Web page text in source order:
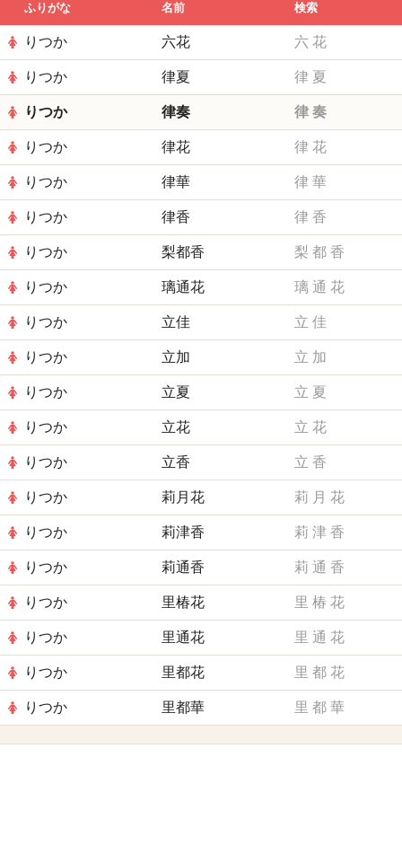
ふりがな 名前 検索
りつか 六花 六 花
りつか 律夏 律 夏
りつか 律奏 律 奏
りつか 律花 律 花
りつか 律華 律 華
りつか 律香 律 香
りつか 梨都香 梨 都 香
りつか 璃通花 璃 通 花
りつか 立佳 立 佳
りつか 立加 立 加
りつか 立夏 立 夏
りつか 立花 立 花
りつか 立香 立 香
りつか 莉月花 莉 月 花
りつか 莉津香 莉 津 香
りつか 莉通香 莉 通 香
りつか 里椿花 里 椿 花
りつか 里通花 里 通 花
りつか 里都花 里 都 花
りつか 里都華 里 都 華